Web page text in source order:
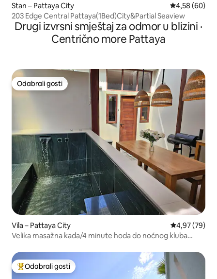
Stan – Pattaya City Prosječna
4,58 (60)
203 Edge Central Pattaya(1Bed)City&Partial Seaview
Drugi izvrsni smještaj za odmor u blizini ·
Centrično more Pattaya
Odabrali gosti
Odabrali gosti
Vila – Pattaya City Prosječna
4,97 (79)
Velika masažna kada/4 minute hoda do noćnog kluba
Među najviše rangiranima s oznakom „Odabrali gosti”
Odabrali gosti